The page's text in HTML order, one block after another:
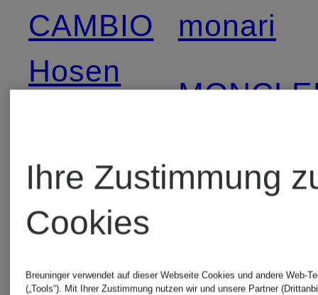
CAMBIO
Hosen
CELINE
CINQUE
monari
Jacken
MORE
Ihre Zustimmung
Cookies
Breuninger verwendet auf dieser Webseite Cookies und andere Web-
(„Tools“). Mit Ihrer Zustimmung nutzen wir und unsere Partner